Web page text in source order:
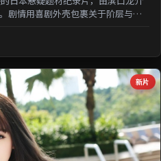
剧情用喜剧外壳包裹关于阶层与选
新片